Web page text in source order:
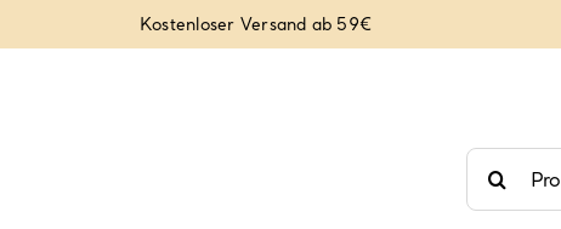
Inhalt
Kostenloser Versand ab 59€
nach: